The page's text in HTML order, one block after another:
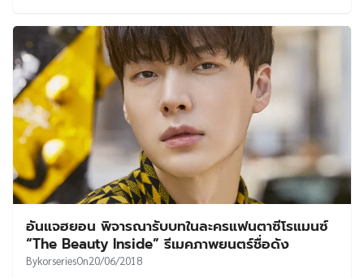
อันแจฮยอน พิจารณารับบทในละครแฟนตาซีโรแมนซ์
“The Beauty Inside” รีเมคภาพยนตร์ชื่อดัง
BykorseriesOn20/06/2018